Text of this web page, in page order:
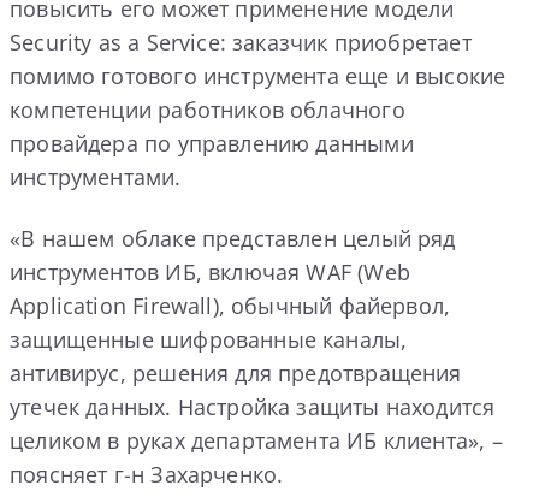
повысить его может применение модели
Security as a Service: заказчик приобретает
помимо готового инструмента еще и высокие
компетенции работников облачного
провайдера по управлению данными
инструментами.
«В нашем облаке представлен целый ряд
инструментов ИБ, включая WAF (Web
Application Firewall), обычный файервол,
защищенные шифрованные каналы,
антивирус, решения для предотвращения
утечек данных. Настройка защиты находится
целиком в руках департамента ИБ клиента», –
поясняет г-н Захарченко.